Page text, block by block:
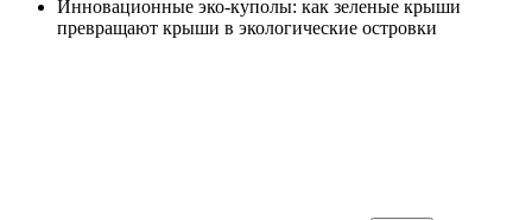
Инновационные эко-куполы: как зеленые крыши
превращают крыши в экологические островки